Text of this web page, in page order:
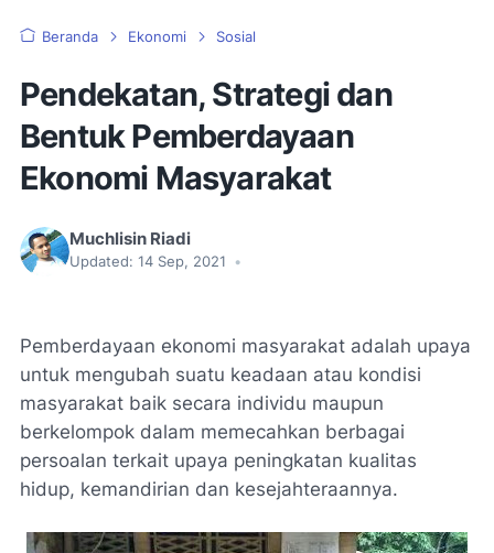
Beranda Ekonomi Sosial
Pendekatan, Strategi dan
Bentuk Pemberdayaan
Ekonomi Masyarakat
Muchlisin Riadi
Updated: 14 Sep, 2021 •
Pemberdayaan ekonomi masyarakat adalah upaya
untuk mengubah suatu keadaan atau kondisi
masyarakat baik secara individu maupun
berkelompok dalam memecahkan berbagai
persoalan terkait upaya peningkatan kualitas
hidup, kemandirian dan kesejahteraannya.